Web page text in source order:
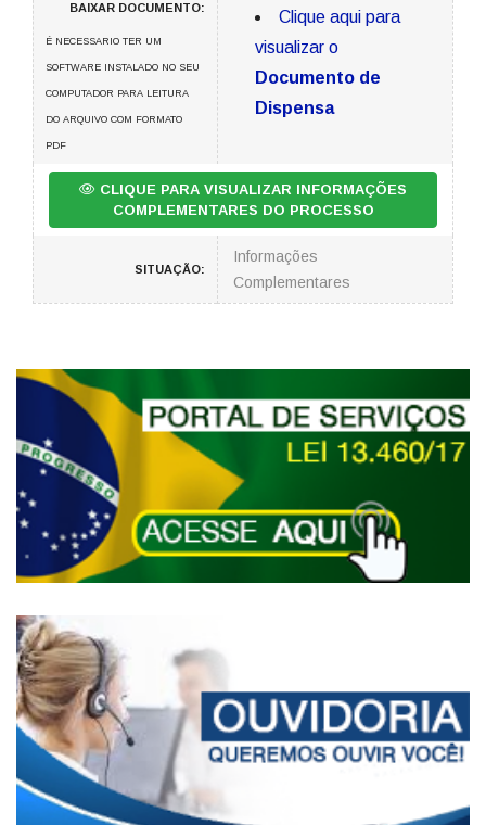
BAIXAR DOCUMENTO:
É NECESSARIO TER UM
SOFTWARE INSTALADO NO SEU
COMPUTADOR PARA LEITURA
DO ARQUIVO COM FORMATO
PDF
Clique aqui para
visualizar o
Documento de
Dispensa
CLIQUE PARA VISUALIZAR INFORMAÇÕES
COMPLEMENTARES DO PROCESSO
SITUAÇÃO:
Informações
Complementares